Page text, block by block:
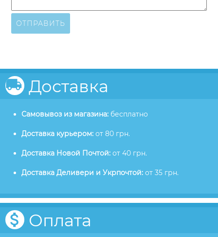
ОТПРАВИТЬ
Доставка
Самовывоз из магазина: бесплатно
Доставка курьером: от 80 грн.
Доставка Новой Почтой: от 40 грн.
Доставка Деливери и Укрпочтой: от 35 грн.
Оплата